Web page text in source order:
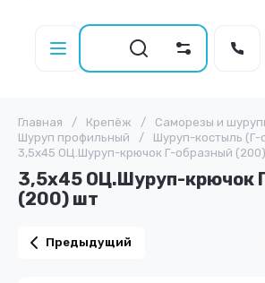
Главная / Крепёж / Саморезы и
Шуруп профильный
/ Шуруп-костыль (Г-
3,5х45 ОЦ.Шуруп-крючок Г-образный
3,5х45 ОЦ.Шуруп-крючок
(200) шт
Предыдущий